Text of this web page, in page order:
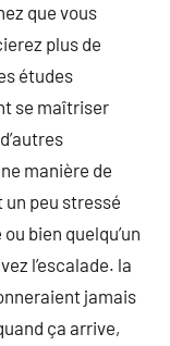
que vous
plus de
études
se maîtriser
manière de
peu stressé
bien quelqu’un
l’escalade. la
jamais
ça arrive,